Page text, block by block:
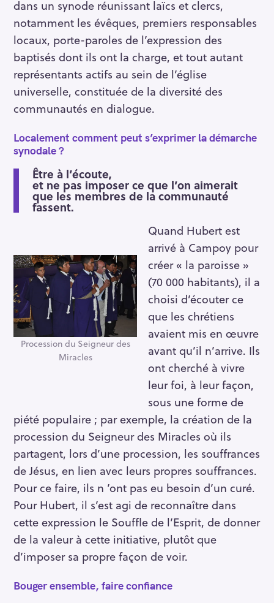
dans un synode réunissant laïcs et clercs,
notamment les évêques, premiers responsables
locaux, porte-paroles de l’expression des
baptisés dont ils ont la charge, et tout autant
représentants actifs au sein de l’église
universelle, constituée de la diversité des
communautés en dialogue.
Localement comment peut s’exprimer la démarche
synodale ?
Être à l’écoute,
et ne pas imposer ce que l’on aimerait
que les membres de la communauté
fassent.
Procession du Seigneur des
Miracles
Quand Hubert est
arrivé à Campoy pour
créer « la paroisse »
(70 000 habitants), il a
choisi d’écouter ce
que les chrétiens
avaient mis en œuvre
avant qu’il n’arrive. Ils
ont cherché à vivre
leur foi, à leur façon,
sous une forme de
piété populaire ; par exemple, la création de la
procession du Seigneur des Miracles où ils
partagent, lors d’une procession, les souffrances
de Jésus, en lien avec leurs propres souffrances.
Pour ce faire, ils n ’ont pas eu besoin d’un curé.
Pour Hubert, il s’est agi de reconnaître dans
cette expression le Souffle de l’Esprit, de donner
de la valeur à cette initiative, plutôt que
d’imposer sa propre façon de voir.
Bouger ensemble, faire confiance